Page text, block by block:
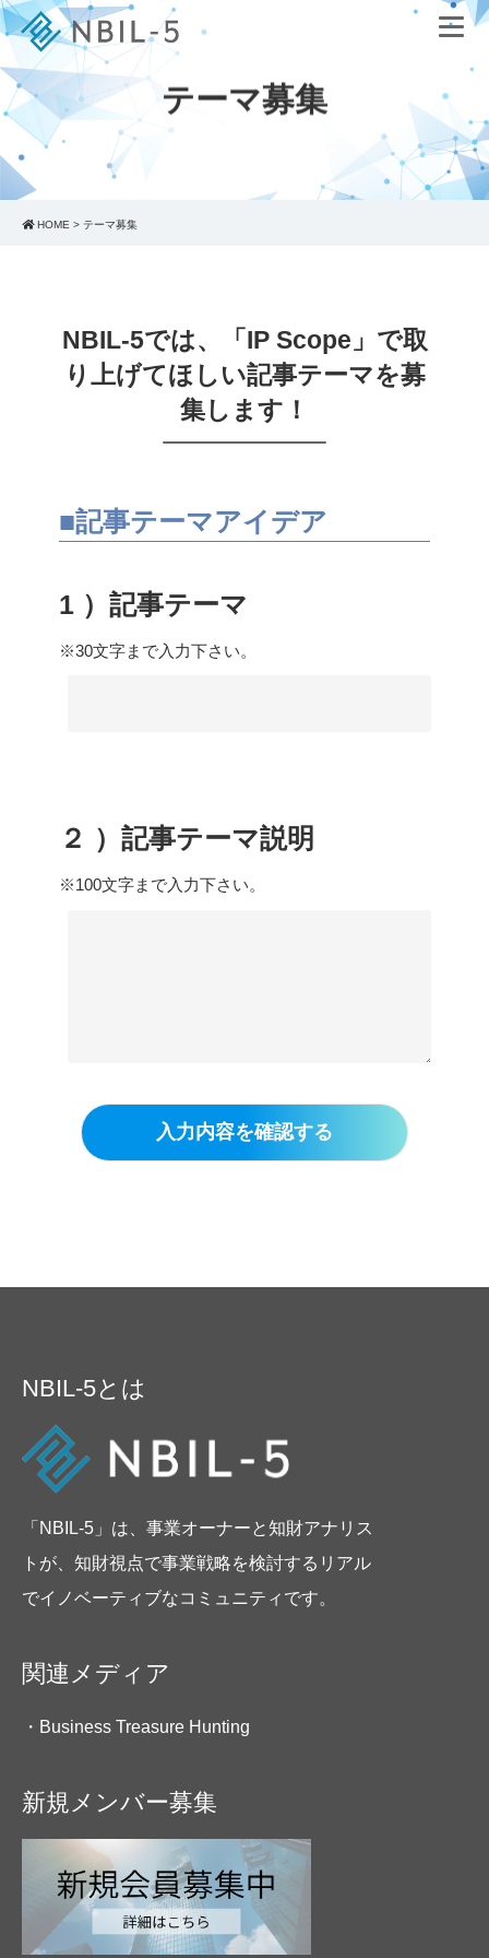
テーマ募集
HOME > テーマ募集
NBIL-5では、「IP Scope」で取
り上げてほしい記事テーマを募
集します！
■記事テーマアイデア
1 ）記事テーマ
※30文字まで入力下さい。
２ ）記事テーマ説明
※100文字まで入力下さい。
入力内容を確認する
NBIL-5とは
「NBIL-5」は、事業オーナーと知財アナリス
トが、知財視点で事業戦略を検討するリアル
でイノベーティブなコミュニティです。
関連メディア
・Business Treasure Hunting
新規メンバー募集